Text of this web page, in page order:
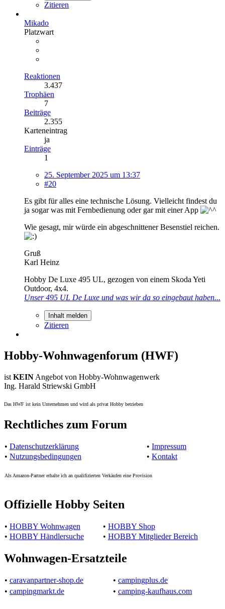
Zitieren
Mikado
Platzwart
Reaktionen
3.437
Trophäen
7
Beiträge
2.355
Karteneintrag
ja
Einträge
1
25. September 2025 um 13:37
#20
Es gibt für alles eine technische Lösung. Vielleicht findest du
ja sogar was mit Fernbedienung oder gar mit einer App
Wie gesagt, mir würde ein abgeschnittener Besenstiel reichen.
Gruß
Karl Heinz
Hobby De Luxe 495 UL, gezogen von einem Skoda Yeti
Outdoor, 4x4.
Unser 495 UL De Luxe und was wir da so eingebaut haben...
Inhalt melden
Zitieren
Hobby-Wohnwagenforum (HWF)
ist KEIN Angebot von Hobby-Wohnwagenwerk
Ing. Harald Striewski GmbH
Das HWF ist kein Unternehmen und wird als privat Hobby betrieben
Rechtliches zum Forum
• Datenschutzerklärung • Impressum
• Nutzungsbedingungen • Kontakt
Als Amazon-Partner erhalte ich an qualifizierten Verkäufen eine Provision
Offizielle Hobby Seiten
• HOBBY Wohnwagen • HOBBY Shop
• HOBBY Händlersuche • HOBBY Mitglieder Bereich
Wohnwagen-Ersatzteile
• caravanpartner-shop.de • campingplus.de
• campingmarkt.de • camping-kaufhaus.com